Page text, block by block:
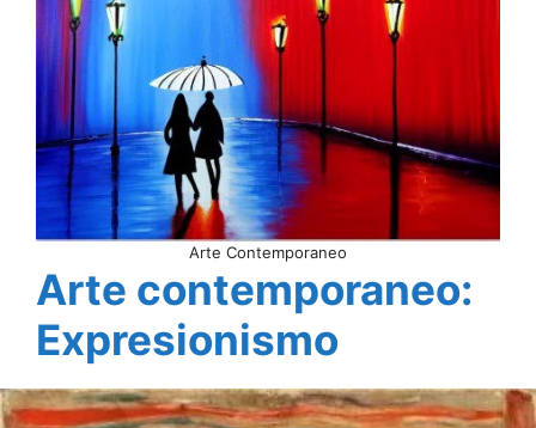
Arte Contemporaneo
Arte contemporaneo:
Expresionismo